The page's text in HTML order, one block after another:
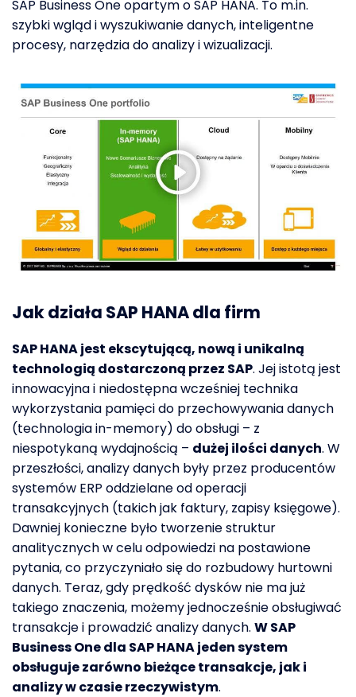
SAP Business One opartym o SAP HANA. To m.in.
szybki wgląd i wyszukiwanie danych, inteligentne
procesy, narzędzia do analizy i wizualizacji.
Jak działa SAP HANA dla firm
SAP HANA jest ekscytującą, nową i unikalną
technologią dostarczoną przez SAP. Jej istotą jest
innowacyjna i niedostępna wcześniej technika
wykorzystania pamięci do przechowywania danych
(technologia in-memory) do obsługi – z
niespotykaną wydajnością – dużej ilości danych. W
przeszłości, analizy danych były przez producentów
systemów ERP oddzielane od operacji
transakcyjnych (takich jak faktury, zapisy księgowe).
Dawniej konieczne było tworzenie struktur
analitycznych w celu odpowiedzi na postawione
pytania, co przyczyniało się do rozbudowy hurtowni
danych. Teraz, gdy prędkość dysków nie ma już
takiego znaczenia, możemy jednocześnie obsługiwać
transakcje i prowadzić analizy danych. W SAP
Business One dla SAP HANA jeden system
obsługuje zarówno bieżące transakcje, jak i
analizy w czasie rzeczywistym.